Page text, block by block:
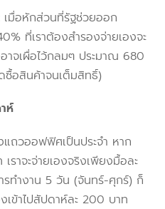
เมื่อหักส่วนที่รัฐช่วยออก
ที่เราต้องสำรองจ่ายเองจะ
จเผื่อไว้กลมๆ ประมาณ 680
ซื้อสินค้าจนเต็มสิทธิ์)
ห์
ถวออฟฟิศเป็นประจำ หาก
ราจะจ่ายเองจริงเพียงมื้อละ
ทำงาน 5 วัน (จันทร์-ศุกร์) ก็
เข้าไปสัปดาห์ละ 200 บาท